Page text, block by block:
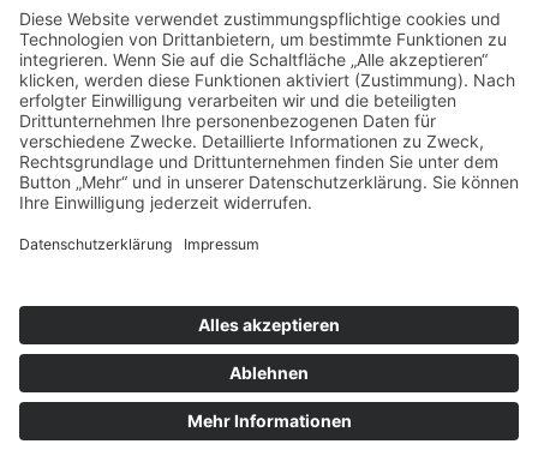
nach oben
Impressum|Datenschutz
Ihnen gefällt, was Sie lesen?
Dann teilen Sie es mit anderen!
X